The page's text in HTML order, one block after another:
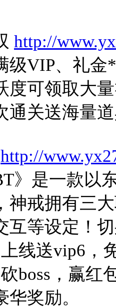
http://
级VIP、礼金
度可领取大
通关送海量
http://
》是一款以
神戒拥有三
互等设定！
线送vip6，
boss，赢红
奖励。